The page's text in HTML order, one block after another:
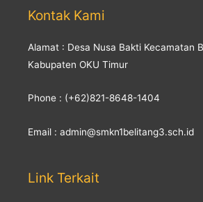
Kontak Kami
Alamat : Desa Nusa Bakti Kecamatan
Kabupaten OKU Timur
Phone : (+62)821-8648-1404
Email : admin@smkn1belitang3.sch.id
Link Terkait